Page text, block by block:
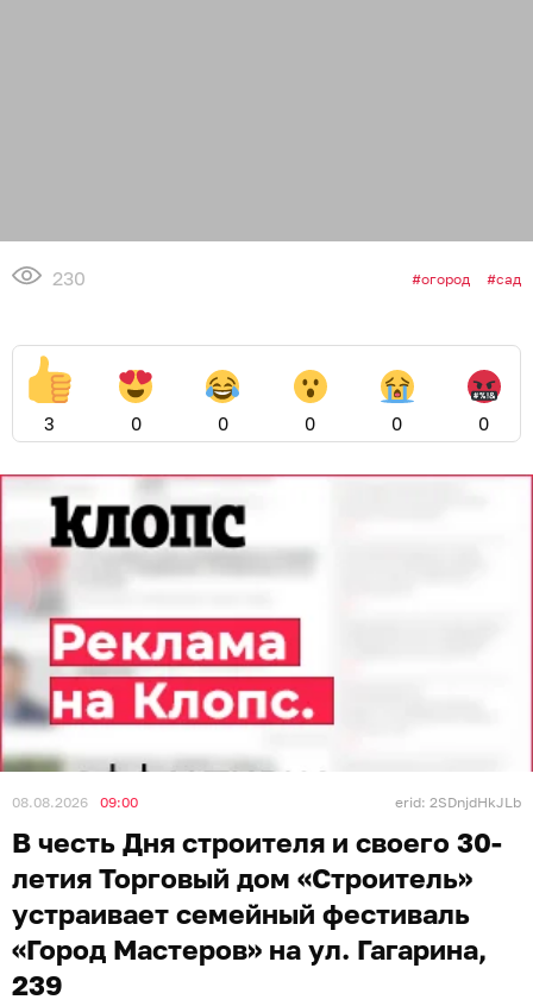
230 огород сад
3 0 0 0 0 0
08.08.2026 09:00 erid: 2SDnjdHkJLb
В честь Дня строителя и своего 30-
летия Торговый дом «Строитель»
устраивает семейный фестиваль
«Город Мастеров» на ул. Гагарина,
239